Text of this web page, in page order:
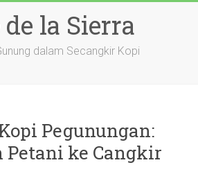
de la Sierra
dalam Secangkir Kopi
Pegunungan:
Petani ke Cangkir